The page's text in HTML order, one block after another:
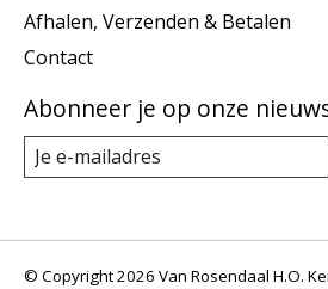
Afhalen, Verzenden & Betalen
Contact
Abonneer je op onze
© Copyright 2026 Van Rosendaal H.O.